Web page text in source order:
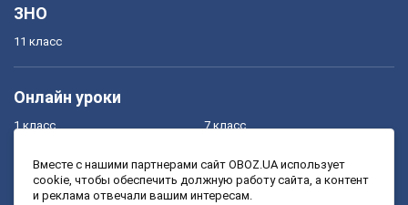
ЗНО
11 класс
Онлайн уроки
1 класс
3 класс
7 класс
9 класс
Вместе с нашими партнерами сайт OBOZ.UA использует
cookie, чтобы обеспечить должную работу сайта, а контент
и реклама отвечали вашим интересам.